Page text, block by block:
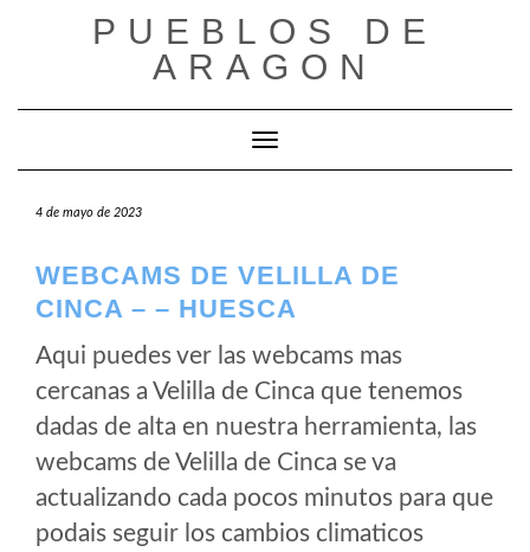
PUEBLOS DE
ARAGON
Cambiar modo de navegación
4 de mayo de 2023
WEBCAMS DE VELILLA DE
CINCA – – HUESCA
Aqui puedes ver las webcams mas
cercanas a Velilla de Cinca que tenemos
dadas de alta en nuestra herramienta, las
webcams de Velilla de Cinca se va
actualizando cada pocos minutos para que
podais seguir los cambios climaticos